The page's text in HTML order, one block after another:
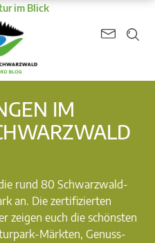
im Blick
IM
rund 80 Schwarzwald-
an. Die zertifizierten
zeigen euch die schönsten
Märkten, Genuss-